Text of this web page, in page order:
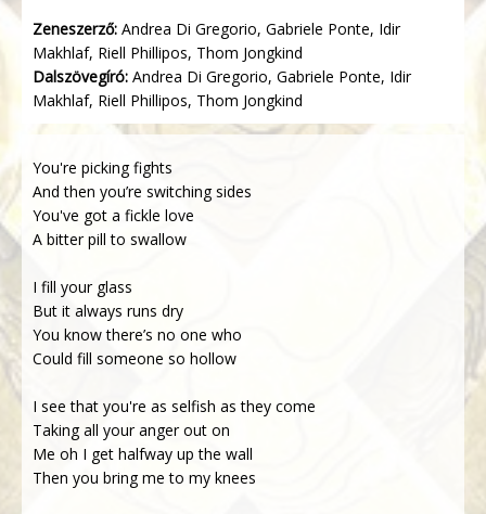
Zeneszerző: Andrea Di Gregorio, Gabriele Ponte, Idir
Makhlaf, Riell Phillipos, Thom Jongkind
Dalszövegíró: Andrea Di Gregorio, Gabriele Ponte, Idir
Makhlaf, Riell Phillipos, Thom Jongkind
You're picking fights
And then you’re switching sides
You've got a fickle love
A bitter pill to swallow
I fill your glass
But it always runs dry
You know there’s no one who
Could fill someone so hollow
I see that you're as selfish as they come
Taking all your anger out on
Me oh I get halfway up the wall
Then you bring me to my knees